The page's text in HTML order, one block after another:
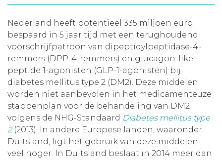
Inloggen
Toegang leeromgeving
Nederland heeft potentieel 335 miljoen euro
bespaard in 5 jaar tijd met een terughoudend
voorschrijfpatroon van dipeptidylpeptidase-4-
remmers (DPP-4-remmers) en glucagon-like
peptide 1-agonisten (GLP-1-agonisten) bij
diabetes mellitus type 2 (DM2). Deze middelen
worden niet aanbevolen in het medicamenteuze
stappenplan voor de behandeling van DM2
volgens de NHG-Standaard Diabetes mellitus type
2(2013). In andere Europese landen, waaronder
Duitsland, ligt het gebruik van deze middelen
veel hoger. In Duitsland beslaat in 2014 meer dan